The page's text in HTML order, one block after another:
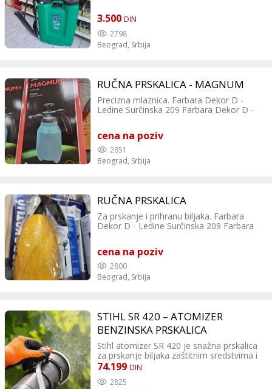
3.500 DIN
2798
Beograd, Srbija
RUČNA PRSKALICA - MAGNUM
Precizna mlaznica. Farbara Dekor D -
Ledine Surčinska 209 Farbara Dekor D -
cena na poziv
2851
Beograd, Srbija
RUČNA PRSKALICA
Za prskanje i prihranu biljaka. Farbara
Dekor D - Ledine Surčinska 209 Farbara
Radosavljevića 199
cena na poziv
2800
Beograd, Srbija
STIHL SR 420 – ATOMIZER
BENZINSKA PRSKALICA
Stihl atomizer SR 420 je snažna prskalica
za prskanje biljaka zaštitnim sredstvima i
granulatom. Veliki radijus raspršivanja.
74.199 DIN
2825